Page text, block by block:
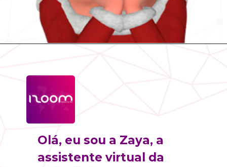
Olá, eu sou a Zaya, a
assistente virtual da